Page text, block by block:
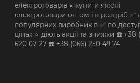
електротоварів ▶️ купити якісні
електротовари оптом і в роздріб ✅
популярних виробників ✅ по
цінах ⭐ діють акції та знижки ☎️ +38
620 07 27 ☎️ +38 (066) 250 49 74